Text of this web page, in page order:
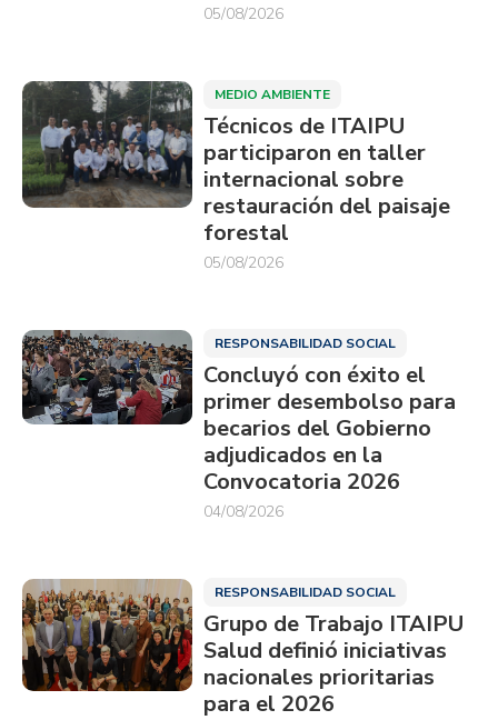
05/08/2026
MEDIO AMBIENTE
Técnicos de ITAIPU
participaron en taller
internacional sobre
restauración del paisaje
forestal
05/08/2026
RESPONSABILIDAD SOCIAL
Concluyó con éxito el
primer desembolso para
becarios del Gobierno
adjudicados en la
Convocatoria 2026
04/08/2026
RESPONSABILIDAD SOCIAL
Grupo de Trabajo ITAIPU
Salud definió iniciativas
nacionales prioritarias
para el 2026